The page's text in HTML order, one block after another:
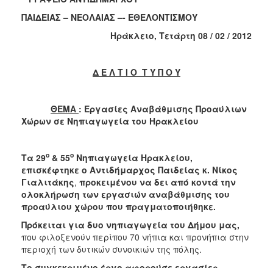
2020
2015
2013
2011
2010
2006
ΠΑΙΔΕΙΑΣ – ΝΕΟΛΑΙΑΣ –- ΕΘΕΛΟΝΤΙΣΜΟΥ
Ηράκλειο, Τετάρτη 08 / 02 / 2012
Δ Ε Λ Τ Ι Ο Τ Υ Π Ο Υ
ΘΕΜΑ : Εργασίες Αναβάθμισης Προαύλιων
Χώρων σε Νηπιαγωγεία του Ηρακλείου
Τα 29ο & 55ο Νηπιαγωγεία Ηρακλείου,
επισκέφτηκε ο Αντιδήμαρχος Παιδείας κ. Νίκος
Γιαλιτάκης, προκειμένου να δει από κοντά την
ολοκλήρωση των εργασιών αναβάθμισης του
προαύλιου χώρου που πραγματοποιήθηκε.
Πρόκειται για δυο νηπιαγωγεία του Δήμου μας,
που φιλοξενούν περίπου 70 νήπια και προνήπια στην
περιοχή των δυτικών συνοικιών της πόλης.